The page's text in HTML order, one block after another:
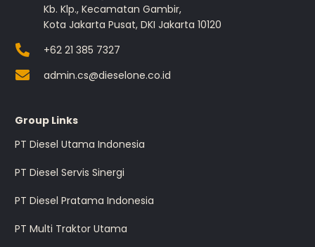
Kb. Klp., Kecamatan Gambir,
Kota Jakarta Pusat, DKI Jakarta 10120
+62 21 385 7327
admin.cs@dieselone.co.id
Group Links
PT Diesel Utama Indonesia
PT Diesel Servis Sinergi
PT Diesel Pratama Indonesia
PT Multi Traktor Utama